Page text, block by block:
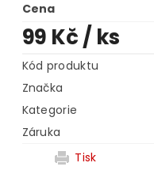
Cena
99 Kč/ ks
Kód produktu
Značka
Kategorie
Záruka
Tisk